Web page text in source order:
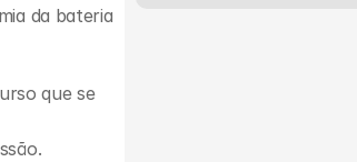
da bateria
que se